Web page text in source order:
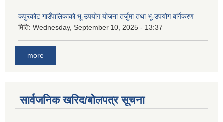
कपुरकोट गाउँपालिकाको भू-उपयोग योजना तर्जुमा तथा भू-उपयोग बर्गिकरण
मिति: Wednesday, September 10, 2025 - 13:37
more
सार्वजनिक खरिद/बोलपत्र सूचना